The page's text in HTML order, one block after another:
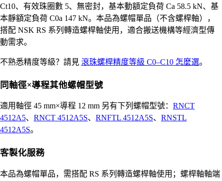
Ct10、有效珠圈數 5、無密封，基本動額定負荷 Ca 58.5 kN、基
本靜額定負荷 C0a 147 kN。本品為螺帽單品（不含螺桿軸），
搭配 NSK RS 系列轉造螺桿軸使用，適合搬送機構等經濟型傳
動需求。
不熟悉精度等級？請見 滾珠螺桿精度等級 C0–C10 怎麼選。
同軸徑×導程其他螺帽型號
適用軸徑 45 mm×導程 12 mm 另有下列螺帽型號： RNCT
4512A5、 RNCT 4512A5S、 RNFTL 4512A5S、 RNSTL
4512A5S。
客製化服務
本品為螺帽單品，需搭配 RS 系列轉造螺桿軸使用；螺桿軸軸端